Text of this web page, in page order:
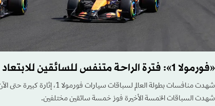
«فورمولا 1»: فترة الراحة متنفس للسائقين للابتعاد عن الضغوطات
شهدت السباقات الخمسة الأخيرة فوز خمسة سائقين مختلفين.